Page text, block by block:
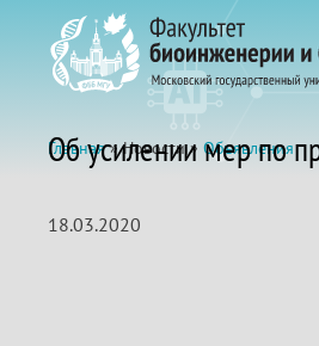
Главная» Новости »Объявления
Об усилении мер по
18.03.2020